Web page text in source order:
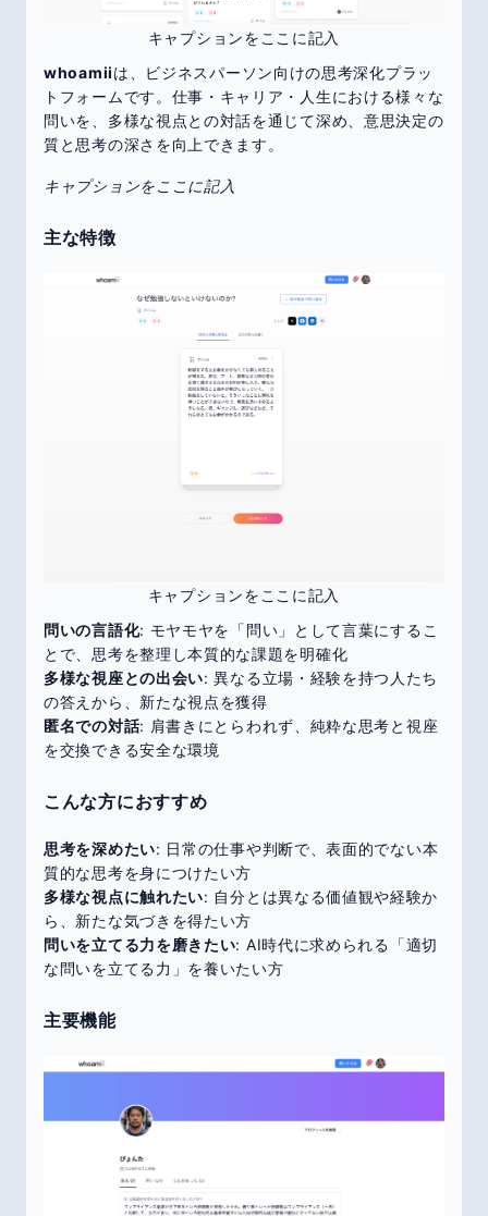
キャプションをここに記入
whoamiiは、ビジネスパーソン向けの思考深化プラッ
トフォームです。仕事・キャリア・人生における様々な
問いを、多様な視点との対話を通じて深め、意思決定の
質と思考の深さを向上できます。
キャプションをここに記入
主な特徴
キャプションをここに記入
問いの言語化: モヤモヤを「問い」として言葉にするこ
とで、思考を整理し本質的な課題を明確化
多様な視座との出会い: 異なる立場・経験を持つ人たち
の答えから、新たな視点を獲得
匿名での対話: 肩書きにとらわれず、純粋な思考と視座
を交換できる安全な環境
こんな方におすすめ
思考を深めたい: 日常の仕事や判断で、表面的でない本
質的な思考を身につけたい方
多様な視点に触れたい: 自分とは異なる価値観や経験か
ら、新たな気づきを得たい方
問いを立てる力を磨きたい: AI時代に求められる「適切
な問いを立てる力」を養いたい方
主要機能